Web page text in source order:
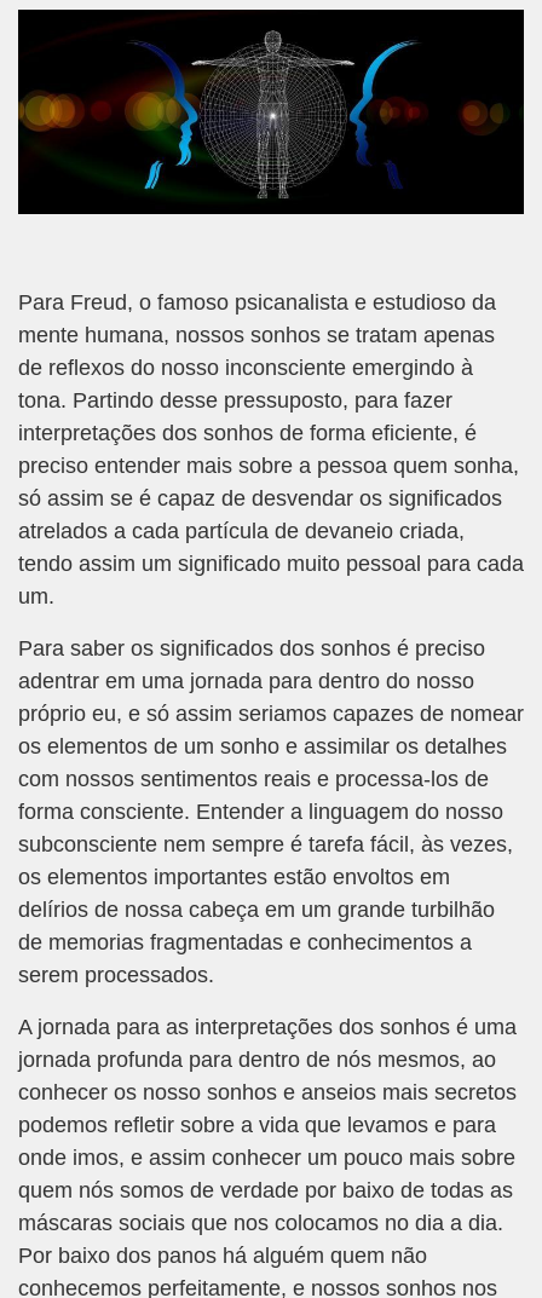
Para Freud, o famoso psicanalista e estudioso da
mente humana, nossos sonhos se tratam apenas
de reflexos do nosso inconsciente emergindo à
tona. Partindo desse pressuposto, para fazer
interpretações dos sonhos de forma eficiente, é
preciso entender mais sobre a pessoa quem sonha,
só assim se é capaz de desvendar os significados
atrelados a cada partícula de devaneio criada,
tendo assim um significado muito pessoal para cada
um.
Para saber os significados dos sonhos é preciso
adentrar em uma jornada para dentro do nosso
próprio eu, e só assim seriamos capazes de nomear
os elementos de um sonho e assimilar os detalhes
com nossos sentimentos reais e processa-los de
forma consciente. Entender a linguagem do nosso
subconsciente nem sempre é tarefa fácil, às vezes,
os elementos importantes estão envoltos em
delírios de nossa cabeça em um grande turbilhão
de memorias fragmentadas e conhecimentos a
serem processados.
A jornada para as interpretações dos sonhos é uma
jornada profunda para dentro de nós mesmos, ao
conhecer os nosso sonhos e anseios mais secretos
podemos refletir sobre a vida que levamos e para
onde imos, e assim conhecer um pouco mais sobre
quem nós somos de verdade por baixo de todas as
máscaras sociais que nos colocamos no dia a dia.
Por baixo dos panos há alguém quem não
conhecemos perfeitamente, e nossos sonhos nos